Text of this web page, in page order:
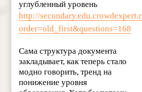
углубленный уровень
http://
order=old_first&questions=168
Сама структура документа
закладывает, как теперь стало
модно говорить, тренд на
понижение уровня